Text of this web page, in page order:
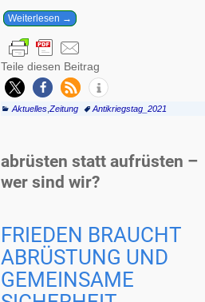
Weiterlesen →
Teile diesen Beitrag
Aktuelles, Zeitung Antikriegstag_2021
abrüsten statt aufrüsten –
wer sind wir?
FRIEDEN BRAUCHT
ABRÜSTUNG UND
GEMEINSAME